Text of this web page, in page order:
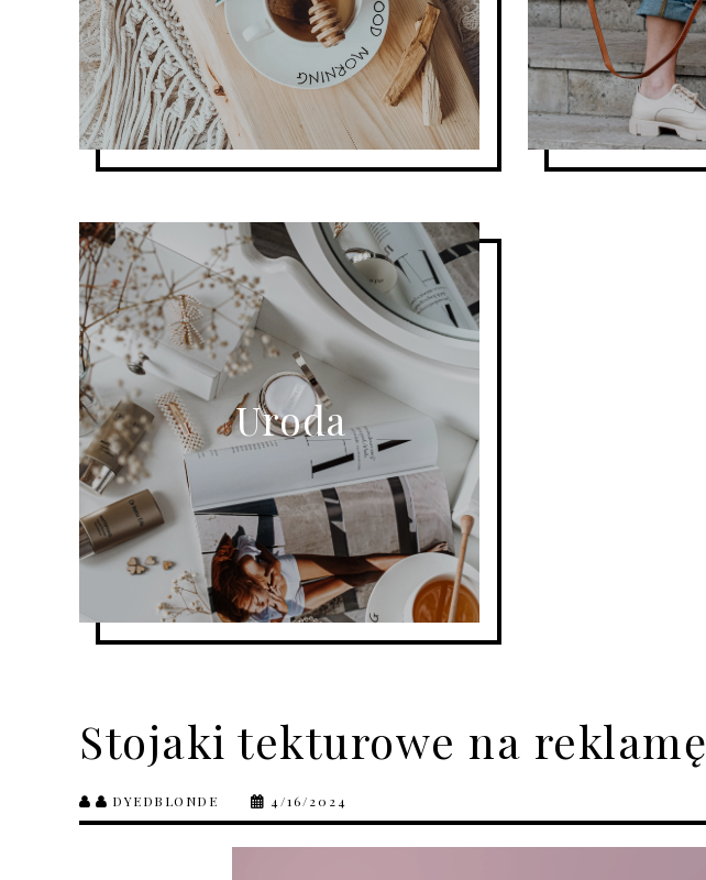
Uroda
Stojaki tekturowe na reklamę
DYEDBLONDE 4/16/2024